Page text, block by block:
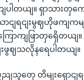
ကျပါတယျ။ ရှာသား
ောငျရငျးမွဈဟိုဖကျက
ြောကျဖြာတှရှေိတယျ။
းဖွဈသလိုနရေပါတယျ။
ညျသူတှေ တိမျးရှောင